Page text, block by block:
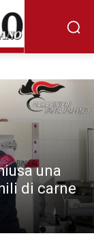
una
di carne